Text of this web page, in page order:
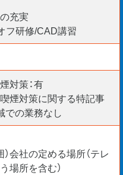
充実
フ研修/CAD講習
対策：有
煙対策に関する特記事
での業務なし
）会社の定める場所（テレ
場所を含む）